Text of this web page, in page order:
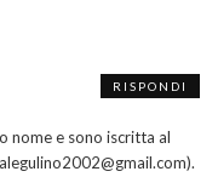
nome e sono iscritta al
RISPONDI